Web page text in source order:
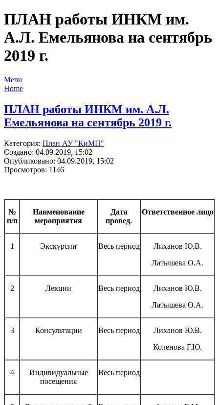
ПЛАН работы ИНКМ им.
А.Л. Емельянова на сентябрь
2019 г.
Menu
Home
ПЛАН работы ИНКМ им. А.Л.
Емельянова на сентябрь 2019 г.
Категория: План АУ "КиМП"
Создано: 04.09.2019, 15:02
Опубликовано: 04.09.2019, 15:02
Просмотров: 1146
№
п/п
Наименование
мероприятия
Дата
провед.
Ответственное лицо
1 Экскурсии Весь период
Лиханов Ю.В.
Латышева О.А.
2 Лекции Весь период
Лиханов Ю.В.
Латышева О.А.
3 Консультации Весь период
Лиханов Ю.В.
Коленова Г.Ю.
4
Индивидуальные
посещения
Весь период